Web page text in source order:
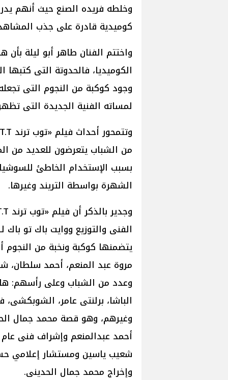
وخلطه فريده الصنع حيث أنهم
كوميدية قادرة على جذب
واختتم الفنان طاهر أبو ليلة
الكوميديا، فالحدوتة التى
وجود كوكبة من النجوم التى
لمساته الفنية الجديدة التى
من الشباب يتعرضون للعديد من
بسبب الإستخدام الخاطئ
الشهرة بواسطة التريند وغيرها.
الفنى والتوزيع ووايت باك تو باك
يتضمنها كوكبة ونخبة من
مروة عبد المنعم، أحمد سلطان،
وعدد من الشباب وعلى رأسهم:
الباشا، برلنتى عامر،
وغيرهم، وهو قصة محمد جمال
أحمد عبدالمنعم وإشراف فنى
شعيب ياسين ومستشار إعلامي
وإخراج محمد جمال الحدينى.